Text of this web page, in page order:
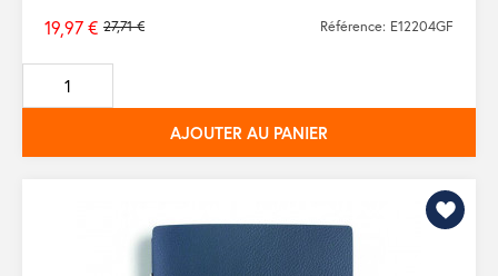
Prix
de
base
27,71 €
19,97 € Référence: E12204GF
AJOUTER AU PANIER